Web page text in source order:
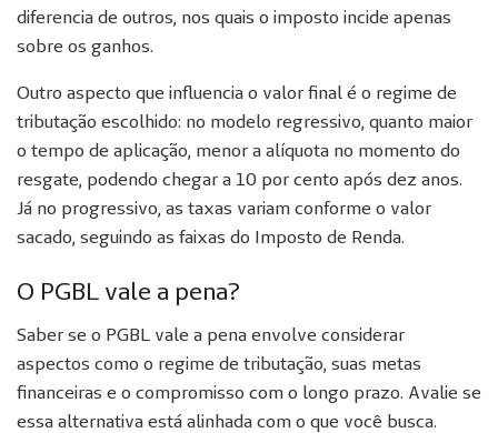
diferencia de outros, nos quais o imposto incide apenas
sobre os ganhos.
Outro aspecto que influencia o valor final é o regime de
tributação escolhido: no modelo regressivo, quanto maior
o tempo de aplicação, menor a alíquota no momento do
resgate, podendo chegar a 10 por cento após dez anos.
Já no progressivo, as taxas variam conforme o valor
sacado, seguindo as faixas do Imposto de Renda.
O PGBL vale a pena?
Saber se o PGBL vale a pena envolve considerar
aspectos como o regime de tributação, suas metas
financeiras e o compromisso com o longo prazo. Avalie se
essa alternativa está alinhada com o que você busca.